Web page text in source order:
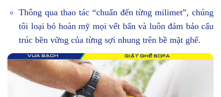
Thông qua thao tác “chuẩn đến từng milimet”, chúng
tôi loại bỏ hoàn mỹ mọi vết bẩn và luôn đảm bảo cấu
trúc bền vững của từng sợi nhung trên bề mặt ghế.